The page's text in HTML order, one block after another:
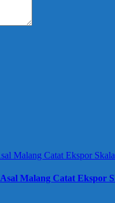
Malang Catat Ekspor